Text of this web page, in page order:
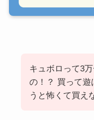
キュボロって3
の！？ 買って遊
うと怖くて買え